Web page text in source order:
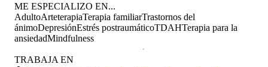
ME ESPECIALIZO EN...
AdultoArteterapiaTerapia familiarTrastornos del
ánimoDepresiónEstrés postraumáticoTDAHTerapia para la
ansiedadMindfulness
TRABAJA EN